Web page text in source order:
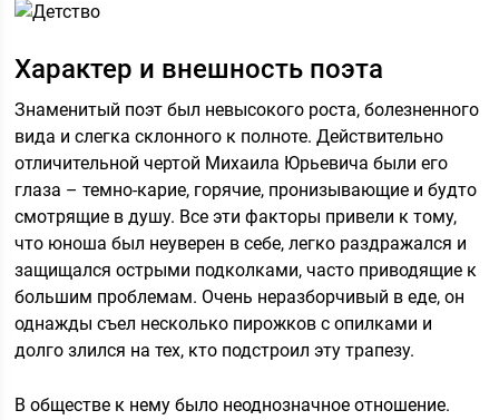
Характер и внешность поэта
Знаменитый поэт был невысокого роста, болезненного
вида и слегка склонного к полноте. Действительно
отличительной чертой Михаила Юрьевича были его
глаза – темно-карие, горячие, пронизывающие и будто
смотрящие в душу. Все эти факторы привели к тому,
что юноша был неуверен в себе, легко раздражался и
защищался острыми подколками, часто приводящие к
большим проблемам. Очень неразборчивый в еде, он
однажды съел несколько пирожков с опилками и
долго злился на тех, кто подстроил эту трапезу.
В обществе к нему было неоднозначное отношение.